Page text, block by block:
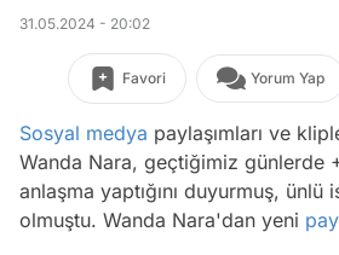
31.05.2024 - 20:02
Favori Yorum Yap
Sosyal medya paylaşımları ve
Wanda Nara, geçtiğimiz günlerde
anlaşma yaptığını duyurmuş,
olmuştu. Wanda Nara'dan yeni